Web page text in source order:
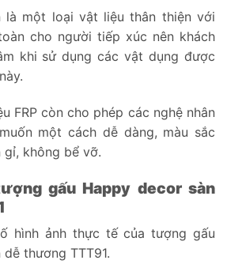
là một loại vật liệu thân thiện với
cho người tiếp xúc nên khách
khi sử dụng các vật dụng được
FRP còn cho phép các nghệ nhân
một cách dễ dàng, màu sắc
gỉ, không bể vỡ.
gấu Happy decor sàn
hình ảnh thực tế của tượng gấu
thương TTT91.